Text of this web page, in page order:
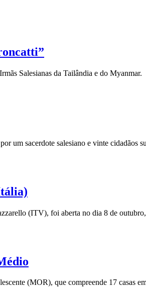
Salesianas da Tailândia e do Myanmar.
sacerdote salesiano e vinte cidadãos
(ITV), foi aberta no dia 8 de
(MOR), que compreende 17 casas